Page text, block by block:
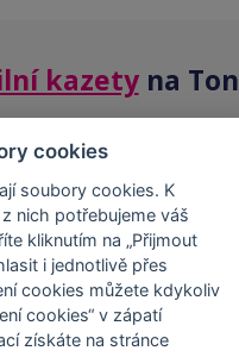
kazetyna
Skladem
přes 50 000
zásob pro
cookies
soubory cookies. K
nich potřebujeme váš
kliknutím na „Přijmout
i jednotlivě přes
cookies můžete kdykoliv
cookies“ v zápatí
získáte na stránce